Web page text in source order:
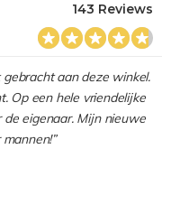
143 Reviews
aan deze winkel.
Op een hele vriendelijke
eigenaar. Mijn nieuwe